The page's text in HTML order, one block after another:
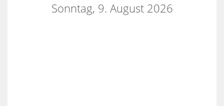
Sonntag, 9. August 2026